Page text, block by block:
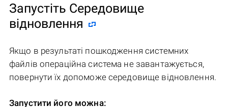
Запустіть Середовище
відновлення
Якщо в результаті пошкодження системних
файлів операційна система не завантажується,
повернути їх допоможе середовище відновлення.
Запустити його можна: